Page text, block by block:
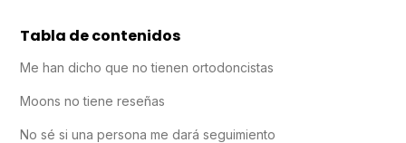
Tabla de contenidos
Me han dicho que no tienen ortodoncistas
Moons no tiene reseñas
No sé si una persona me dará seguimiento